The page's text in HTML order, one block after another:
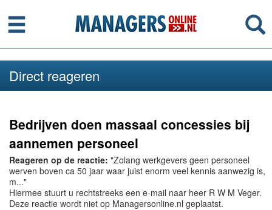
Menu
Direct reageren
Bedrijven doen massaal concessies bij
aannemen personeel
Reageren op de reactie: "Zolang werkgevers geen personeel
werven boven ca 50 jaar waar juist enorm veel kennis aanwezig is,
m..."
Hiermee stuurt u rechtstreeks een e-mail naar heer R W M Veger.
Deze reactie wordt niet op Managersonline.nl geplaatst.